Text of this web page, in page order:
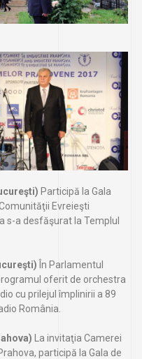
Participă la Gala
Evreieşti
s-a desfăşurat la Templul
În Parlamentul
oferit de orchestra
cu prilejul împlinirii a 89
România.
La invitaţia Camerei
participă la Gala de